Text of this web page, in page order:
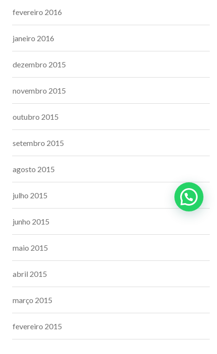
fevereiro 2016
janeiro 2016
dezembro 2015
novembro 2015
outubro 2015
setembro 2015
agosto 2015
julho 2015
junho 2015
maio 2015
abril 2015
março 2015
fevereiro 2015